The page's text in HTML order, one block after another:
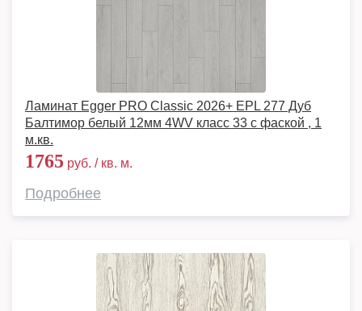
Ламинат Egger PRO Classic 2026+ EPL 277 Дуб
Балтимор белый 12мм 4WV класс 33 с фаской , 1
м.кв.
1765 руб. / кв. м.
Подробнее